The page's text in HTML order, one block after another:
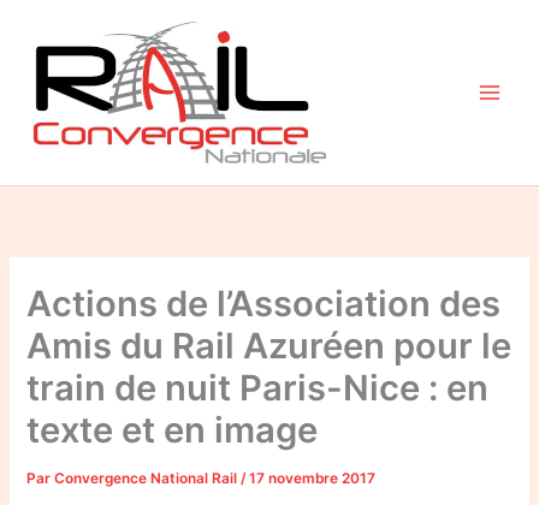
contenu
Actions de l’Association des
Amis du Rail Azuréen pour le
train de nuit Paris-Nice : en
texte et en image
ParConvergence National Rail/17 novembre 2017